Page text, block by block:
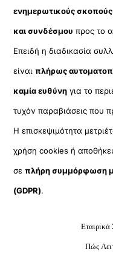
ενημερωτικούς σκοπούς
και συνδέσμου προς το
Επειδή η διαδικασία
είναιπλήρως
καμία ευθύνη για το
τυχόν παραβιάσεις που
Η επισκεψιμότητα
χρήση cookies ή
σεπλήρη συμμόρφωση
(GDPR).
Εταιρικά
Πώς